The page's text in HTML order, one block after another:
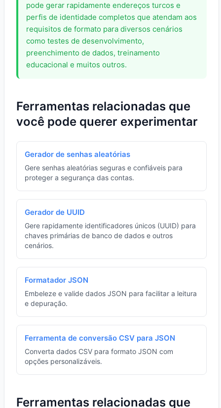
pode gerar rapidamente endereços turcos e
perfis de identidade completos que atendam aos
requisitos de formato para diversos cenários
como testes de desenvolvimento,
preenchimento de dados, treinamento
educacional e muitos outros.
Ferramentas relacionadas que
você pode querer experimentar
Gerador de senhas aleatórias
Gere senhas aleatórias seguras e confiáveis para
proteger a segurança das contas.
Gerador de UUID
Gere rapidamente identificadores únicos (UUID) para
chaves primárias de banco de dados e outros
cenários.
Formatador JSON
Embeleze e valide dados JSON para facilitar a leitura
e depuração.
Ferramenta de conversão CSV para JSON
Converta dados CSV para formato JSON com
opções personalizáveis.
Ferramentas relacionadas que